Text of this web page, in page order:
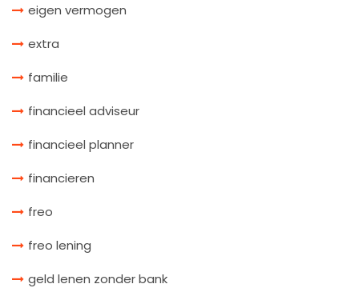
eigen vermogen
extra
familie
financieel adviseur
financieel planner
financieren
freo
freo lening
geld lenen zonder bank